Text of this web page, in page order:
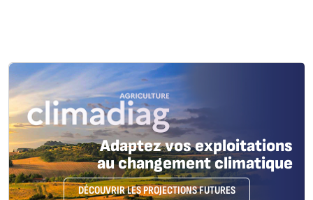
Adaptez vos exploitations
au changement climatique
DÉCOUVRIR LES PROJECTIONS FUTURES